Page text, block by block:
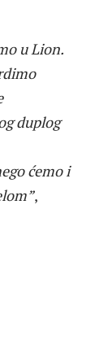
u Lion.
duplog
ćemo i
,